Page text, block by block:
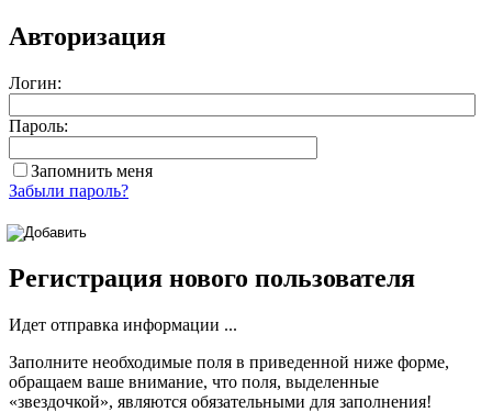
Авторизация
Логин:
Пароль:
Запомнить меня
Забыли пароль?
Регистрация нового пользователя
Идет отправка информации ...
Заполните необходимые поля в приведенной ниже форме,
обращаем ваше внимание, что поля, выделенные
«звездочкой», являются обязательными для заполнения!